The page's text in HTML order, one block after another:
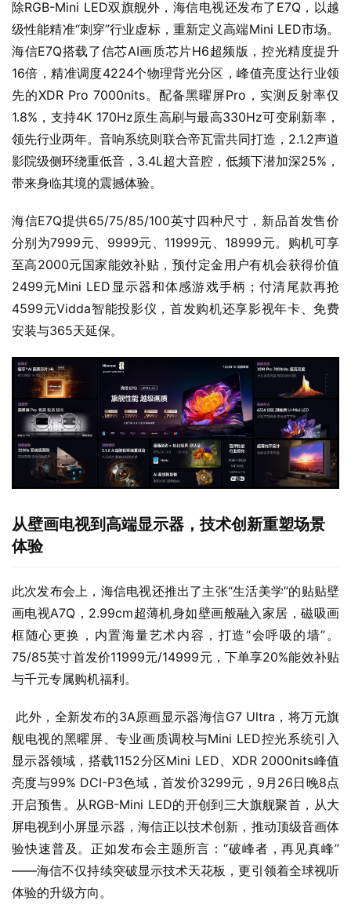
除RGB-Mini LED双旗舰外，海信电视还发布了E7Q，以越
级性能精准“刺穿”行业虚标，重新定义高端Mini LED市场。
海信E7Q搭载了信芯AI画质芯片H6超频版，控光精度提升
16倍，精准调度4224个物理背光分区，峰值亮度达行业领
先的XDR Pro 7000nits。配备黑曜屏Pro，实测反射率仅
1.8%，支持4K 170Hz原生高刷与最高330Hz可变刷新率，
领先行业两年。音响系统则联合帝瓦雷共同打造，2.1.2声道
影院级侧环绕重低音，3.4L超大音腔，低频下潜加深25%，
带来身临其境的震撼体验。
海信E7Q提供65/75/85/100英寸四种尺寸，新品首发售价
分别为7999元、9999元、11999元、18999元。购机可享
至高2000元国家能效补贴，预付定金用户有机会获得价值
2499元Mini LED显示器和体感游戏手柄；付清尾款再抢
4599元Vidda智能投影仪，首发购机还享影视年卡、免费
安装与365天延保。
从壁画电视到高端显示器，技术创新重塑场景
体验
此次发布会上，海信电视还推出了主张“生活美学”的贴贴壁
画电视A7Q，2.99cm超薄机身如壁画般融入家居，磁吸画
框随心更换，内置海量艺术内容，打造“会呼吸的墙”。
75/85英寸首发价11999元/14999元，下单享20%能效补贴
与千元专属购机福利。
此外，全新发布的3A原画显示器海信G7 Ultra，将万元旗
舰电视的黑曜屏、专业画质调校与Mini LED控光系统引入
显示器领域，搭载1152分区Mini LED、XDR 2000nits峰值
亮度与99% DCI-P3色域，首发价3299元，9月26日晚8点
开启预售。从RGB-Mini LED的开创到三大旗舰聚首，从大
屏电视到小屏显示器，海信正以技术创新，推动顶级音画体
验快速普及。正如发布会主题所言：“破峰者，再见真峰”
——海信不仅持续突破显示技术天花板，更引领着全球视听
体验的升级方向。